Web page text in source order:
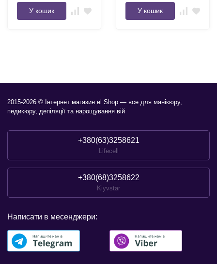
У кошик У кошик
2015-2026 © Інтернет магазин el Shop — все для манікюру,
педикюру, депіляції та нарощування вій
+380(63)3258621
Lifecell
+380(68)3258622
Kiyvstar
Написати в месенджери: